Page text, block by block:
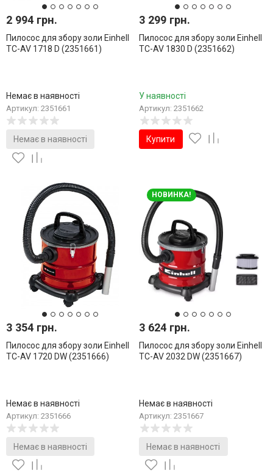
2 994 грн.
Пилосос для збору золи Einhell
TC-AV 1718 D (2351661)
Немає в наявності
Артикул: 2351661
Немає в наявності
3 299 грн.
Пилосос для збору золи Einhell
TC-AV 1830 D (2351662)
У наявності
Артикул: 2351662
Купити
3 354 грн.
Пилосос для збору золи Einhell
TC-AV 1720 DW (2351666)
Немає в наявності
Артикул: 2351666
Немає в наявності
НОВИНКА!
3 624 грн.
Пилосос для збору золи Einhell
TC-AV 2032 DW (2351667)
Немає в наявності
Артикул: 2351667
Немає в наявності